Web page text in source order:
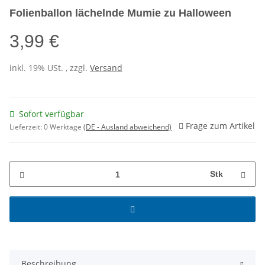
Folienballon lächelnde Mumie zu Halloween
3,99 €
inkl. 19% USt. , zzgl. Versand
Sofort verfügbar
Lieferzeit:0 Werktage (DE - Ausland abweichend) Frage zum Artikel
Stk